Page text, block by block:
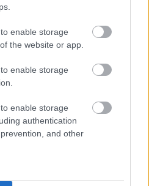
enable storage
the website or app.
enable storage
enable storage
authentication
and other
να είναι πιο δραστήριοι
iatronet.gr στο site σας